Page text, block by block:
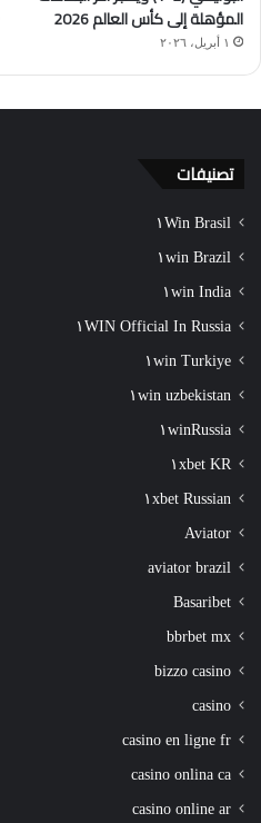
المؤهلة إلى كأس العالم 2026
١ أبريل، ٢٠٢٦
تصنيفات
١Win Brasil
١win Brazil
١win India
١WIN Official In Russia
١win Turkiye
١win uzbekistan
١winRussia
١xbet KR
١xbet Russian
Aviator
aviator brazil
Basaribet
bbrbet mx
bizzo casino
casino
casino en ligne fr
casino onlina ca
casino online ar